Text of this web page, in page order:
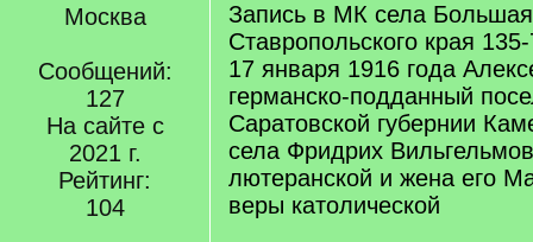
Москва
Сообщений:
127
На сайте с
2021 г.
Рейтинг:
104
Запись в МК села
Ставропольского края
17 января 1916 года
германско-подданный
Саратовской губернии
села Фридрих
лютеранской и жена его
веры католической